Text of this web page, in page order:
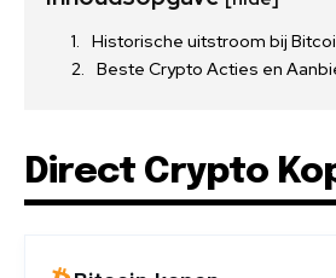
Historische uitstroom bij
Beste Crypto Acties en
Direct Crypto